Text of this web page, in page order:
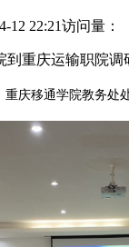
12 22:21访问量：
到重庆运输职院调
庆移通学院教务